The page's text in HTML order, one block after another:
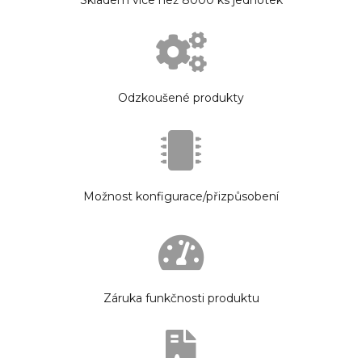
Odzkoušené produkty
Možnost konfigurace/přizpůsobení
Záruka funkčnosti produktu